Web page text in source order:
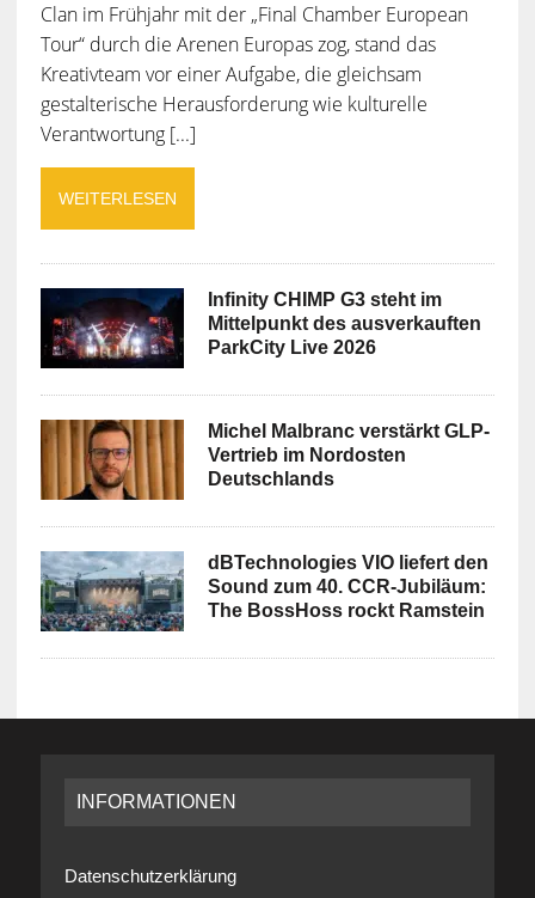
Clan im Frühjahr mit der „Final Chamber European
Tour“ durch die Arenen Europas zog, stand das
Kreativteam vor einer Aufgabe, die gleichsam
gestalterische Herausforderung wie kulturelle
Verantwortung [...]
WEITERLESEN
Infinity CHIMP G3 steht im
Mittelpunkt des ausverkauften
ParkCity Live 2026
Michel Malbranc verstärkt GLP-
Vertrieb im Nordosten
Deutschlands
dBTechnologies VIO liefert den
Sound zum 40. CCR-Jubiläum:
The BossHoss rockt Ramstein
INFORMATIONEN
Datenschutzerklärung